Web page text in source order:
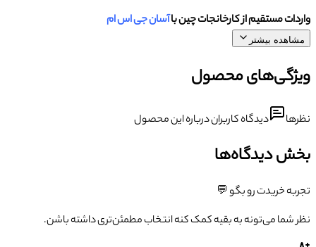
واردات مستقیم از کارخانجات چین باآسان جی اس ام
مشاهده بیشتر
ویژگی‌های محصول
نظرها دیدگاه کاربران درباره این محصول
بخش دیدگاه‌ها
تجربه خریدت رو بگو 💬
نظر شما می‌تونه به بقیه کمک کنه انتخاب مطمئن‌تری داشته باشن.